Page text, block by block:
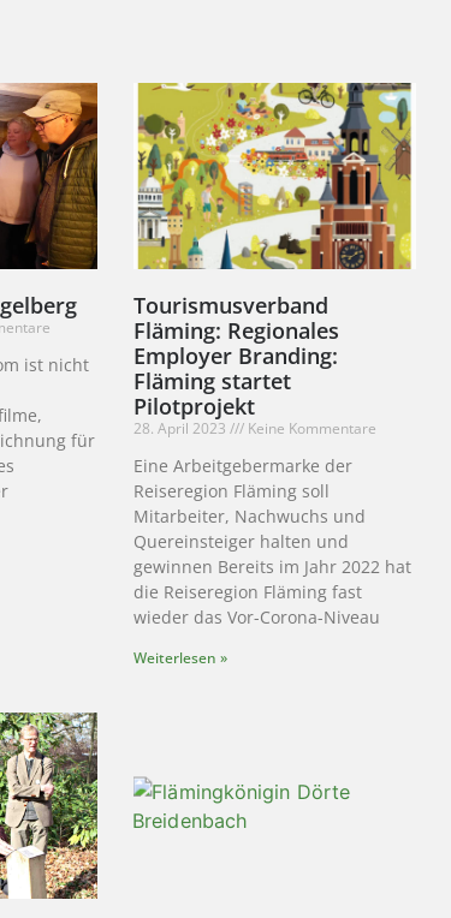
ist nicht
für
Tourismusverband
Fläming: Regionales
Employer Branding:
Fläming startet
Pilotprojekt
28. April 2023 Keine Kommentare
Eine Arbeitgebermarke der
Reiseregion Fläming soll
Mitarbeiter, Nachwuchs und
Quereinsteiger halten und
gewinnen Bereits im Jahr 2022 hat
die Reiseregion Fläming fast
wieder das Vor-Corona-Niveau
Weiterlesen »